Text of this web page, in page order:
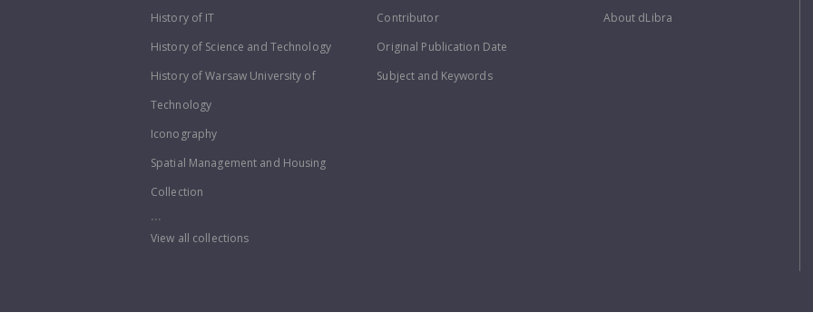
History of IT
History of Science and Technology
History of Warsaw University of
Technology
Iconography
Spatial Management and Housing
Collection
...
View all collections
Contributor
Original Publication Date
Subject and Keywords
About dLibra